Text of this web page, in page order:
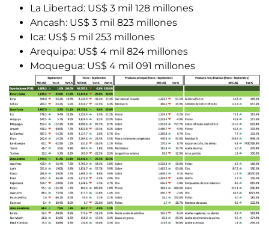
La Libertad: US$ 3 mil 128 millones
Ancash: US$ 3 mil 823 millones
Ica: US$ 5 mil 253 millones
Arequipa: US$ 4 mil 824 millones
Moquegua: US$ 4 mil 091 millones